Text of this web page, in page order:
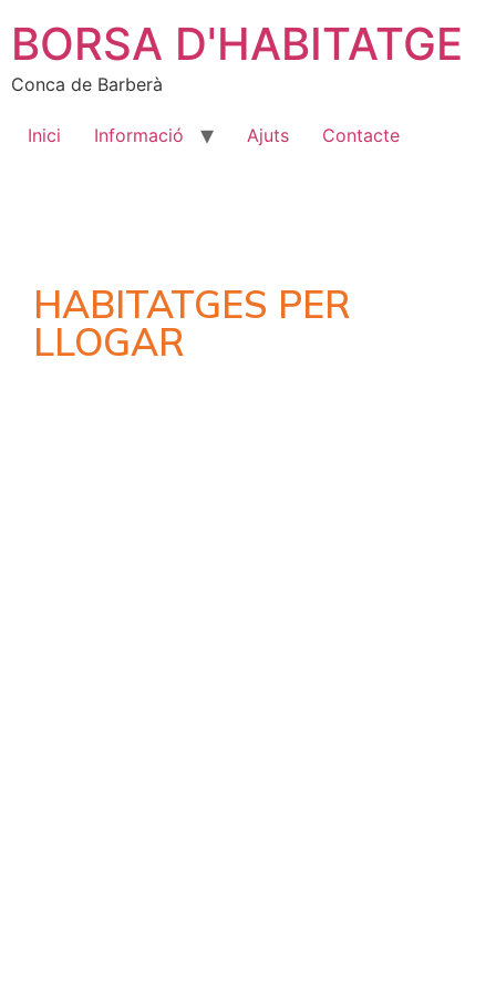
BORSA D'HABITATGE
Conca de Barberà
Inici Informació Ajuts Contacte
HABITATGES PER
LLOGAR